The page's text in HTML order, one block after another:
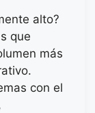
alto?
que
más
con el